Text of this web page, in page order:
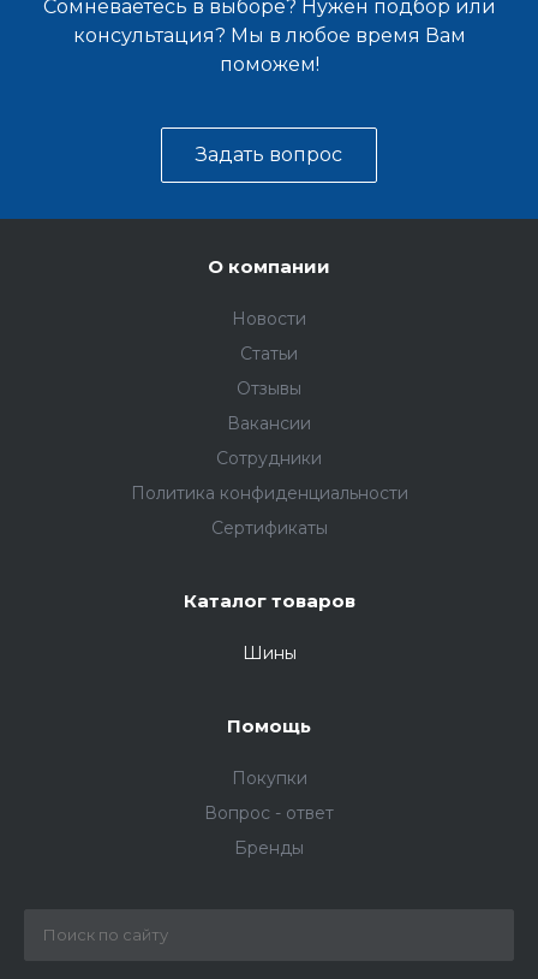
Сомневаетесь в выборе? Нужен подбор или
консультация? Мы в любое время Вам
поможем!
Задать вопрос
О компании
Новости
Статьи
Отзывы
Вакансии
Сотрудники
Политика конфиденциальности
Сертификаты
Каталог товаров
Шины
Помощь
Покупки
Вопрос - ответ
Бренды